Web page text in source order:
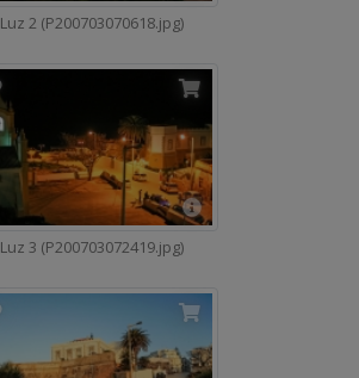
Luz 2 (P200703070618.jpg)
Luz 3 (P200703072419.jpg)